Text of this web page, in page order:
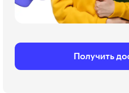
Получить